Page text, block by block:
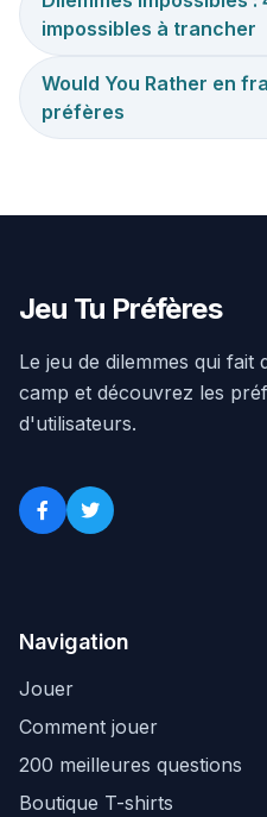
impossibles à trancher
Would You Rather en
préfères
Jeu Tu Préfères
Le jeu de dilemmes qui fait
camp et découvrez les
d'utilisateurs.
Navigation
Jouer
Comment jouer
200 meilleures questions
Boutique T-shirts